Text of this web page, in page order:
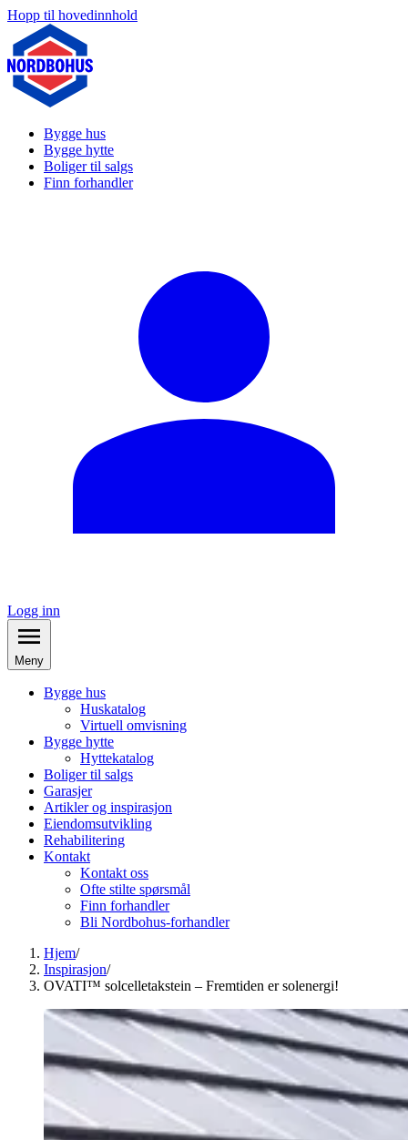
Hopp til hovedinnhold
Bygge hus
Bygge hytte
Boliger til salgs
Finn forhandler
Logg inn
Meny
Bygge hus
Huskatalog
Virtuell omvisning
Bygge hytte
Hyttekatalog
Boliger til salgs
Garasjer
Artikler og inspirasjon
Eiendomsutvikling
Rehabilitering
Kontakt
Kontakt oss
Ofte stilte spørsmål
Finn forhandler
Bli Nordbohus-forhandler
Hjem/
Inspirasjon/
OVATI™ solcelletakstein – Fremtiden er solenergi!